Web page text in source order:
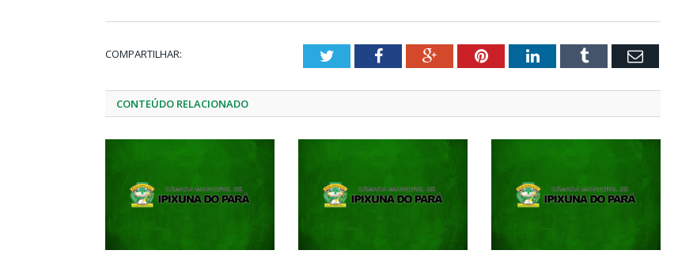
COMPARTILHAR: TwitterFacebookGoogle+PinterestLinkedInTumblr Email
CONTEÚDO RELACIONADO